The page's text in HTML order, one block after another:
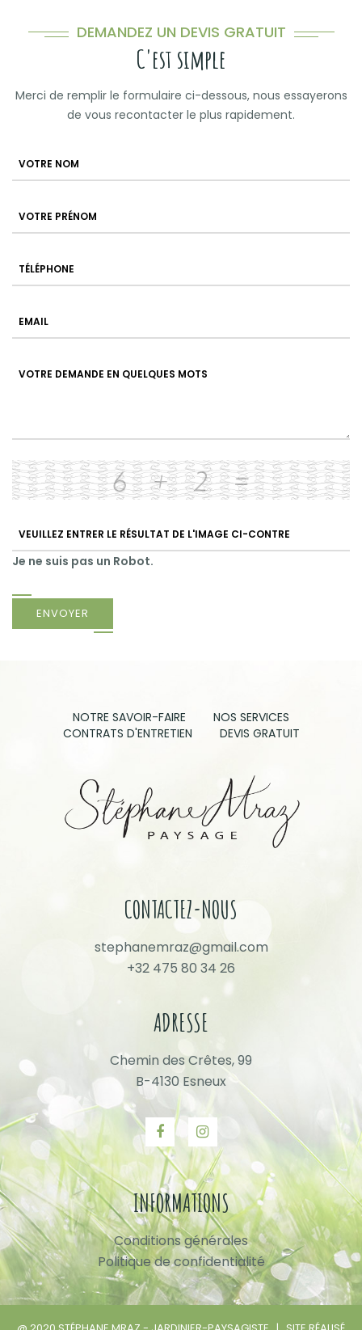
DEMANDEZ UN DEVIS GRATUIT
C'est simple
Merci de remplir le formulaire ci-dessous, nous essayerons
de vous recontacter le plus rapidement.
Je ne suis pas un Robot.
ENVOYER
NOTRE SAVOIR-FAIRE
NOS SERVICES
CONTRATS D'ENTRETIEN
DEVIS GRATUIT
CONTACTEZ-NOUS
stephanemraz@gmail.com
+32 475 80 34 26
ADRESSE
Chemin des Crêtes, 99
B-4130 Esneux
INFORMATIONS
Conditions générales
Politique de confidentialité